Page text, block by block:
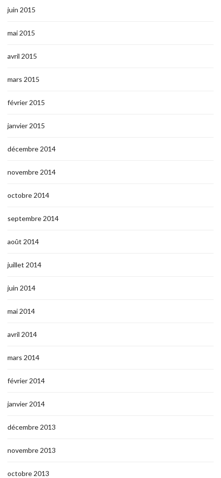
juin 2015
mai 2015
avril 2015
mars 2015
février 2015
janvier 2015
décembre 2014
novembre 2014
octobre 2014
septembre 2014
août 2014
juillet 2014
juin 2014
mai 2014
avril 2014
mars 2014
février 2014
janvier 2014
décembre 2013
novembre 2013
octobre 2013